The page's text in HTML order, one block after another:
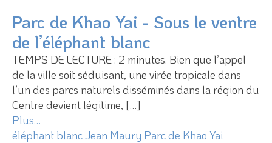
Parc de Khao Yai - Sous le ventre
de l’éléphant blanc
TEMPS DE LECTURE : 2 minutes. Bien que l’appel
de la ville soit séduisant, une virée tropicale dans
l’un des parcs naturels disséminés dans la région du
Centre devient légitime, […]
Plus…
éléphant blancJean Maury Parc de Khao Yai